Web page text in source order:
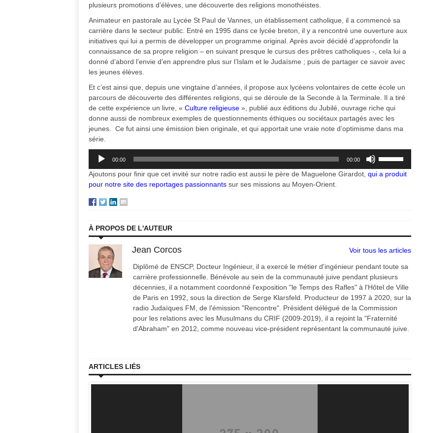
plusieurs promotions d’élèves, une découverte des religions monothéistes.
Animateur en pastorale au Lycée St Paul de Vannes, un établissement catholique, il a commencé sa
carrière dans le secteur public. Entré en 1995 dans ce lycée breton, il y a rencontré une ouverture aux
initiatives qui lui a permis de développer un programme original. Après avoir décidé d’approfondir la
connaissance de sa propre religion – en suivant presque le cursus des prêtres catholiques -, cela lui a
donné d’abord l’envie d’en apprendre plus sur l’Islam et le Judaïsme ; puis de partager ce savoir avec
les jeunes élèves.
Et c’est ainsi que, depuis une vingtaine d’années, il propose aux lycéens volontaires de cette école un
parcours de découverte des différentes religions, qui se déroule de la Seconde à la Terminale. Il a tiré
de cette expérience un livre, « Culture religieuse », publié aux éditions du Jubilé, ouvrage riche qui
donne aussi de nombreux exemples de questionnements éthiques ou sociétaux partagés avec les
jeunes. Ce fut ainsi une émission bien originale, et qui apportait une vraie note d’optimisme dans ma
série.
Lecteur
audio
00:00 00:00
flèches
le
volume.
Ajoutons pour finir que cet invité sur notre radio est aussi le père de Maguelone Girardot, qui a produit
pour notre site des reportages passionnants sur ses missions au Moyen-Orient.
À PROPOS DE L'AUTEUR
Jean Corcos Voir tous les articles
Diplômé de ENSCP, Docteur Ingénieur, il a exercé le métier d'ingénieur pendant toute sa
carrière professionnelle. Bénévole au sein de la communauté juive pendant plusieurs
décennies, il a notamment coordonné l'exposition "le Temps des Rafles" à l'Hôtel de Ville
de Paris en 1992, sous la direction de Serge Klarsfeld. Producteur de 1997 à 2020, sur la
radio Judaïques FM, de l'émission "Rencontre". Président délégué de la Commission
pour les relations avec les Musulmans du CRIF (2009-2019), il a rejoint la "Fraternité
d'Abraham" en 2012, comme nouveau vice-président représentant la communauté juive.
ARTICLES LIÉS